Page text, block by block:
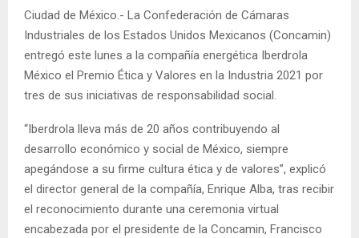
Ciudad de México.- La Confederación de Cámaras
Industriales de los Estados Unidos Mexicanos (Concamin)
entregó este lunes a la compañía energética Iberdrola
México el Premio Ética y Valores en la Industria 2021 por
tres de sus iniciativas de responsabilidad social.
“Iberdrola lleva más de 20 años contribuyendo al
desarrollo económico y social de México, siempre
apegándose a su firme cultura ética y de valores”, explicó
el director general de la compañía, Enrique Alba, tras recibir
el reconocimiento durante una ceremonia virtual
encabezada por el presidente de la Concamin, Francisco